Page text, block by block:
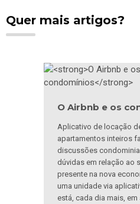
Quer mais artigos?
O Airbnb e os
Aplicativo de locação
apartamentos inteiros
discussões
dúvidas em relação ao
presente na nova
uma unidade via
está, cada dia mais, em